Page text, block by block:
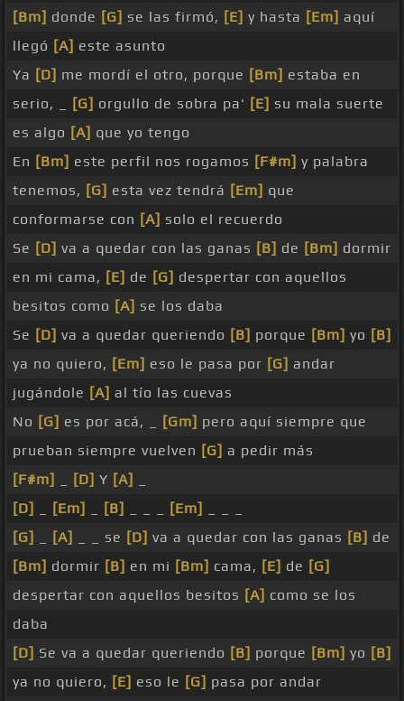
[Bm] donde [G] se las firmó, [E] y hasta [Em] aquí
llegó [A] este asunto
Ya [D] me mordí el otro, porque [Bm] estaba en
serio, _
[G] orgullo de sobra pa' [E] su mala suerte
es algo [A] que yo tengo
En [Bm] este perfil nos rogamos [F#m] y palabra
tenemos, [G] esta vez tendrá [Em] que
conformarse con [A] solo el recuerdo
Se [D] va a quedar con las ganas [B] de [Bm] dormir
en mi cama, [E] de [G] despertar con aquellos
besitos como [A] se los daba
Se [D] va a quedar queriendo [B] porque [Bm] yo [B]
ya no quiero, [Em] eso le pasa por [G] andar
jugándole [A] al tío las cuevas
No [G] es por acá, _ [Gm] pero aquí siempre que
prueban siempre vuelven [G] a pedir más
[F#m]
[D] Y [A]
[D]
[Em] [B] [Em]
[G]
[A] _ _ se [D] va a quedar con las ganas [B] de
[Bm] dormir [B] en mi [Bm] cama, [E] de [G]
despertar con aquellos besitos [A] como se los
daba
[D] Se va a quedar queriendo [B] porque [Bm] yo [B]
ya no quiero, [E] eso le [G] pasa por andar